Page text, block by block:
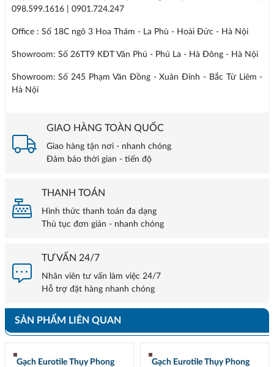
098.599.1616 | 0901.724.247
Office : Số 18C ngõ 3 Hoa Thám - La Phù - Hoài Đức - Hà Nội
Showroom: Số 26TT9 KĐT Văn Phú - Phú La - Hà Đông - Hà Nội
Showroom: Số 245 Phạm Văn Đồng - Xuân Đỉnh - Bắc Từ Liêm -
Hà Nội
GIAO HÀNG TOÀN QUỐC
Giao hàng tận nơi - nhanh chóng
Đảm bảo thời gian - tiến độ
THANH TOÁN
Hình thức thanh toán đa dạng
Thủ tục đơn giản - nhanh chóng
TƯ VẤN 24/7
Nhân viên tư vấn làm việc 24/7
Hỗ trợ đặt hàng nhanh chóng
SẢN PHẨM LIÊN QUAN
Gạch Eurotile Thụy Phong
Gạch Eurotile Thụy Phong